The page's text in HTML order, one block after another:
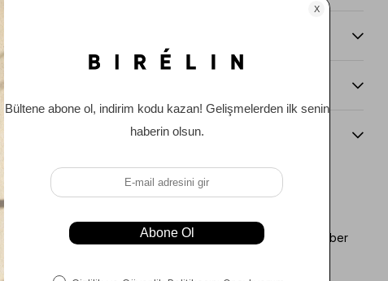
Beden Kılavuzu
Favorilere Ekle Koleksiyona Ekle
Karşılaştır
Fiyat Düşünce Haber